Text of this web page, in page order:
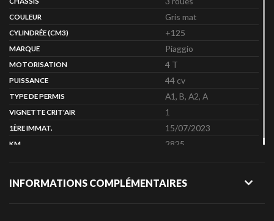
COULEUR Gris mat
CYLINDRÉE (CM3) +125
MARQUE Piaggio
MOTORISATION 4 T
PUISSANCE 44 cv
TYPE DE PERMIS A1, B, A2, A
VIGNETTE CRIT'AIR 1
1ÈRE IMMAT. 15/07/2023
KM 2825
INFORMATIONS COMPLÉMENTAIRES